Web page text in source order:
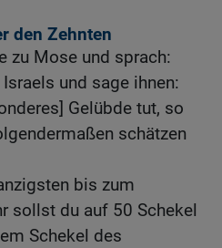
den Zehnten
zu Mose und sprach:
und sage ihnen:
Gelübde tut, so
schätzen
bis zum
sollst du auf 50 Schekel
Schekel des